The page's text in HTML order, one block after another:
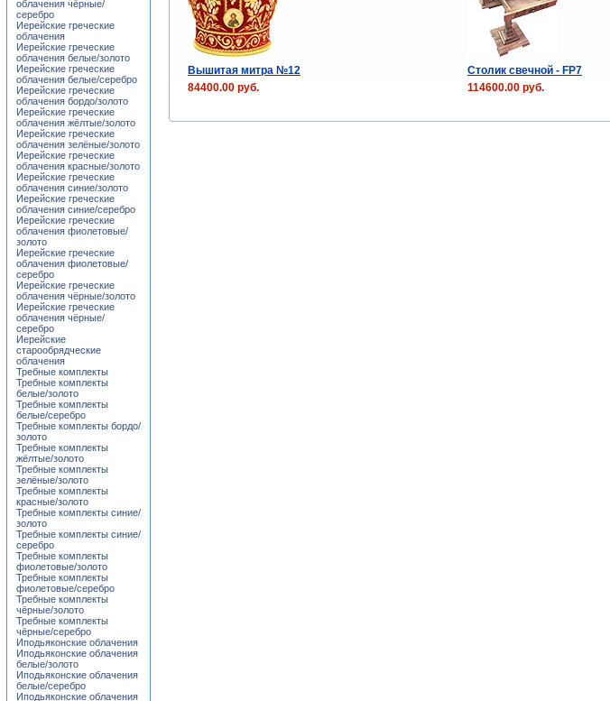
Вышитая митра №12 Столик свечной - FP7
84400.00 руб.
114600.00 руб.
облачения чёрные/
серебро
Иерейские греческие
облачения
Иерейские греческие
облачения белые/золото
Иерейские греческие
облачения белые/серебро
Иерейские греческие
облачения бордо/золото
Иерейские греческие
облачения жёлтые/золото
Иерейские греческие
облачения зелёные/золото
Иерейские греческие
облачения красные/золото
Иерейские греческие
облачения синие/золото
Иерейские греческие
облачения синие/серебро
Иерейские греческие
облачения фиолетовые/
золото
Иерейские греческие
облачения фиолетовые/
серебро
Иерейские греческие
облачения чёрные/золото
Иерейские греческие
облачения чёрные/
серебро
Иерейские
старообрядческие
облачения
Требные комплекты
Требные комплекты
белые/золото
Требные комплекты
белые/серебро
Требные комплекты бордо/
золото
Требные комплекты
жёлтые/золото
Требные комплекты
зелёные/золото
Требные комплекты
красные/золото
Требные комплекты синие/
золото
Требные комплекты синие/
серебро
Требные комплекты
фиолетовые/золото
Требные комплекты
фиолетовые/серебро
Требные комплекты
чёрные/золото
Требные комплекты
чёрные/серебро
Иподьяконские облачения
Иподьяконские облачения
белые/золото
Иподьяконские облачения
белые/серебро
Иподьяконские облачения